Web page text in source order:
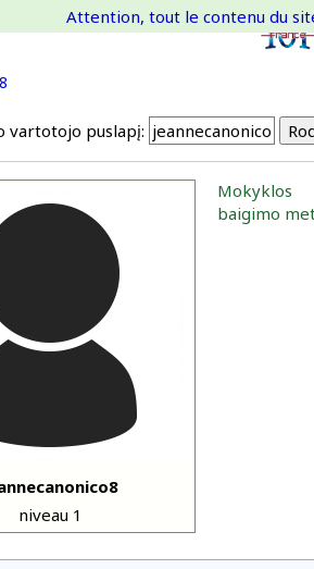
Attention, tout le contenu du
vartotojo puslapį:
niveau 1
Mokyklos
baigimo